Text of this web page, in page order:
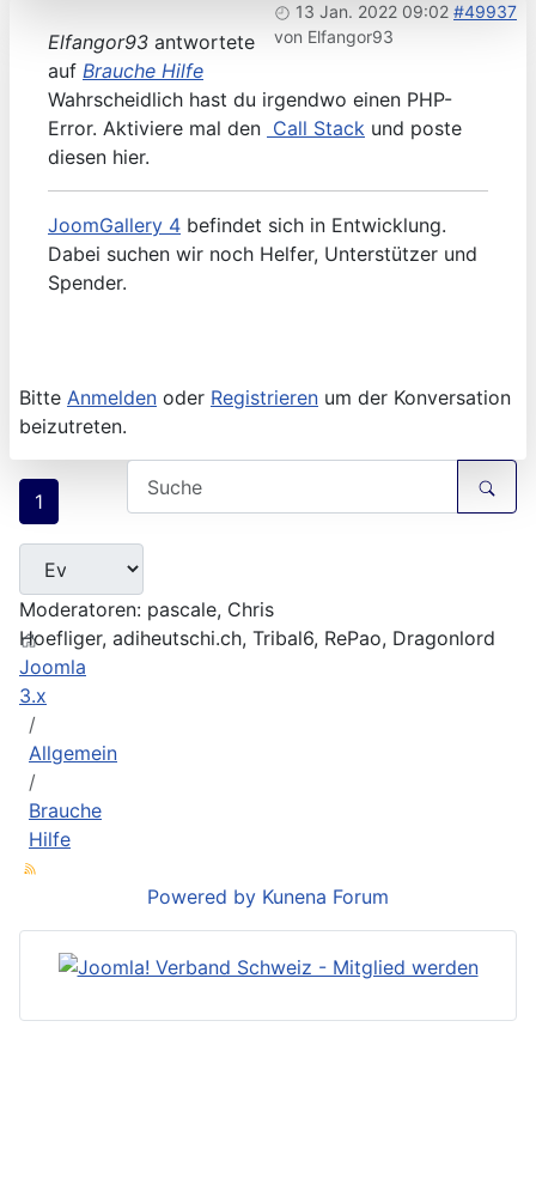
13 Jan. 2022 09:02 #49937
von Elfangor93
Elfangor93 antwortete
auf Brauche Hilfe
Wahrscheidlich hast du irgendwo einen PHP-
Error. Aktiviere mal den Call Stack und poste
diesen hier.
JoomGallery 4 befindet sich in Entwicklung.
Dabei suchen wir noch Helfer, Unterstützer und
Spender.
Bitte Anmelden oder Registrieren um der Konversation
beizutreten.
1
Moderatoren: pascale, Chris
Hoefliger, adiheutschi.ch, Tribal6, RePao, Dragonlord
Joomla
3.x
Allgemein
Brauche
Hilfe
Powered by Kunena Forum